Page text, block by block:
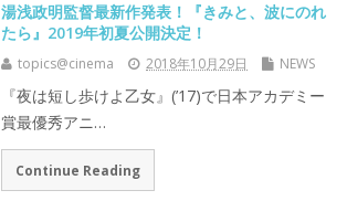
湯浅政明監督最新作発表！『きみと、波にのれ
たら』2019年初夏公開決定！
topics@cinema 2018年10月29日 NEWS
『夜は短し歩けよ乙女』(’17)で日本アカデミー
賞最優秀アニ…
Continue Reading